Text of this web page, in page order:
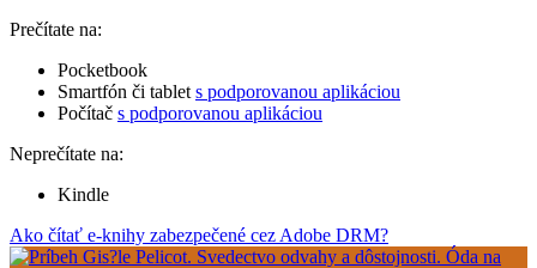
Prečítate na:
Pocketbook
Smartfón či tablet s podporovanou aplikáciou
Počítač s podporovanou aplikáciou
Neprečítate na:
Kindle
Ako čítať e-knihy zabezpečené cez Adobe DRM?